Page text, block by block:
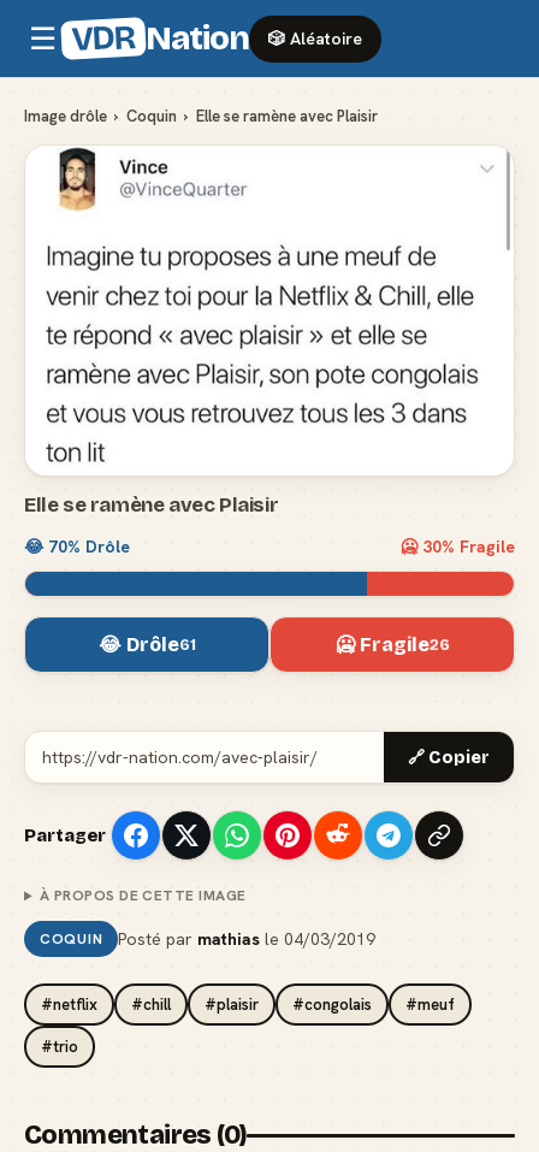
☰ VDR Nation 🎲 Aléatoire
Image drôle › Coquin › Elle se ramène avec Plaisir
Elle se ramène avec Plaisir
😂 70% Drôle 🥶 30% Fragile
😂 Drôle61 🥶 Fragile26
🔗 Copier
Partager
À PROPOS DE CETTE IMAGE
COQUIN Posté par mathias le04/03/2019
#netflix #chill #plaisir #congolais #meuf
#trio
Commentaires (0)